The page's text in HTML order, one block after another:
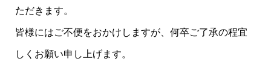
ただきます。
皆様にはご不便をおかけしますが、何卒ご了承の程宜
しくお願い申し上げます。